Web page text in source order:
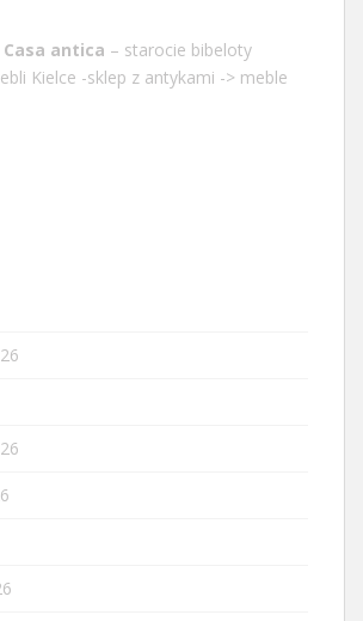
antica – starocie bibeloty
Kielce -sklep z antykami -> meble